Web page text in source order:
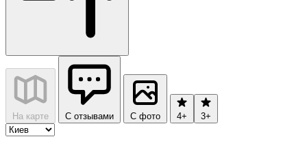
На карте С отзывами С фото 4+ 3+